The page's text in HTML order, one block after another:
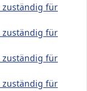
zuständig für
zuständig für
zuständig für
zuständig für